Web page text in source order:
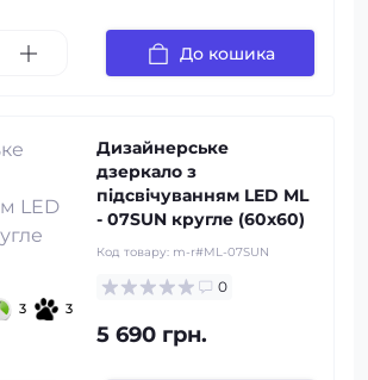
До кошика
3 3
Дизайнерське
дзеркало з
підсвічуванням LED ML
- 07SUN кругле (60x60)
Код товару: m-r#ML-07SUN
0
5 690 грн.